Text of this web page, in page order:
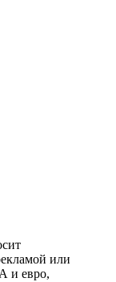
или
и евро,